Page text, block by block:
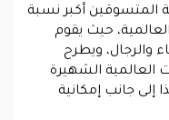
المتسوقين أكبر نسبة
حيث يقوم
والرجال، ويطرح
العالمية الشهيرة
إلى جانب إمكانية